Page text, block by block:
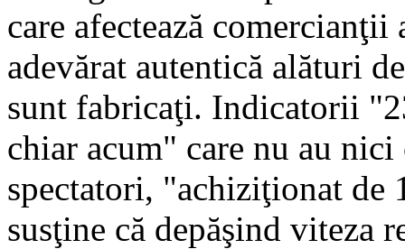
care afectează comercianţii
adevărat autentică alături
sunt fabricaţi. Indicatorii
chiar acum" care nu au
spectatori, "achiziţionat
susţine că depăşind viteza